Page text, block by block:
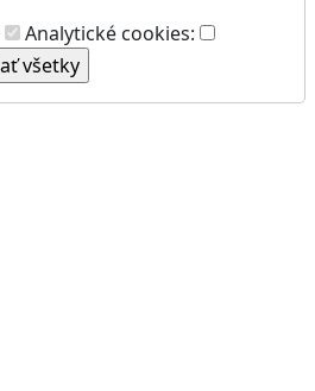
Analytické cookies: